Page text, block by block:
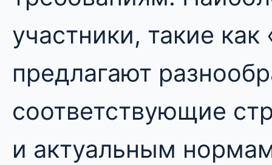
участники, такие
предлагают
соответствующие
и актуальным